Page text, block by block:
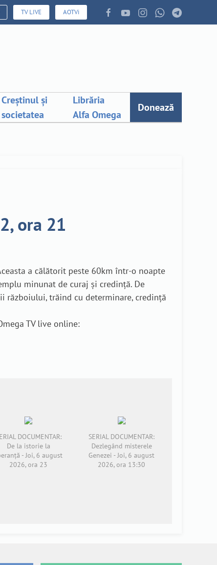
TV LIVE AOTVi
Creștinul și
societatea
Librăria
Alfa Omega
Donează
ora 21
a călătorit peste 60km într-o noapte
minunat de curaj și credință. De
războiului, trăind cu determinare, credință
TV live online:
DOCUMENTAR:
De la istorie la
- Joi, 6 august
2026, ora 23
SERIAL DOCUMENTAR:
Dezlegând misterele
Genezei - Joi, 6 august
2026, ora 13:30